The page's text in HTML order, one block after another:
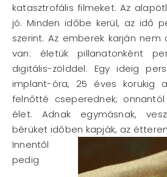
katasztrofális filmeket. Az
jó. Minden időbe kerül, az idő
szerint. Az emberek karján
van: életük pillanatonként
digitális-zölddel. Egy ideig
implant-óra, 25 éves korukig
felnőtté cseperednek;
élet. Adnak egymásnak,
bérüket időben kapják, az
Innentől
pedig